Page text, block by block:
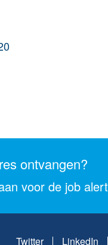
ontvangen?
voor de job alert
Twitter LinkedIn